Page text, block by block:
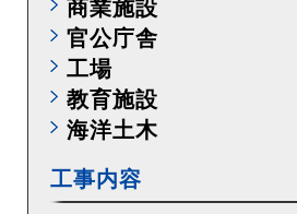
商業施設
官公庁舎
工場
教育施設
海洋土木
工事内容